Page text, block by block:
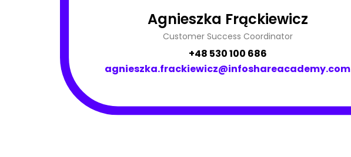
Agnieszka Frąckiewicz
Customer Success Coordinator
+48 530 100 686
agnieszka.frackiewicz@infoshareacademy.com